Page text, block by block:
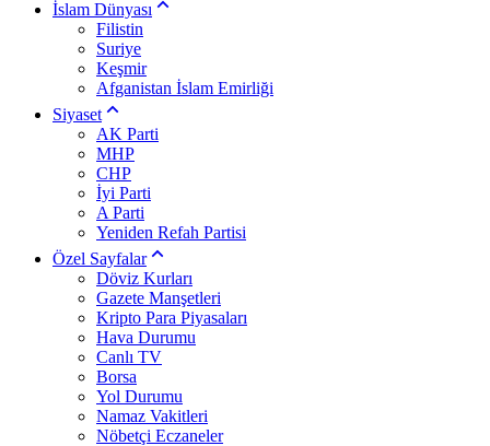
İslam Dünyası
Filistin
Suriye
Keşmir
Afganistan İslam Emirliği
Siyaset
AK Parti
MHP
CHP
İyi Parti
A Parti
Yeniden Refah Partisi
Özel Sayfalar
Döviz Kurları
Gazete Manşetleri
Kripto Para Piyasaları
Hava Durumu
Canlı TV
Borsa
Yol Durumu
Namaz Vakitleri
Nöbetçi Eczaneler